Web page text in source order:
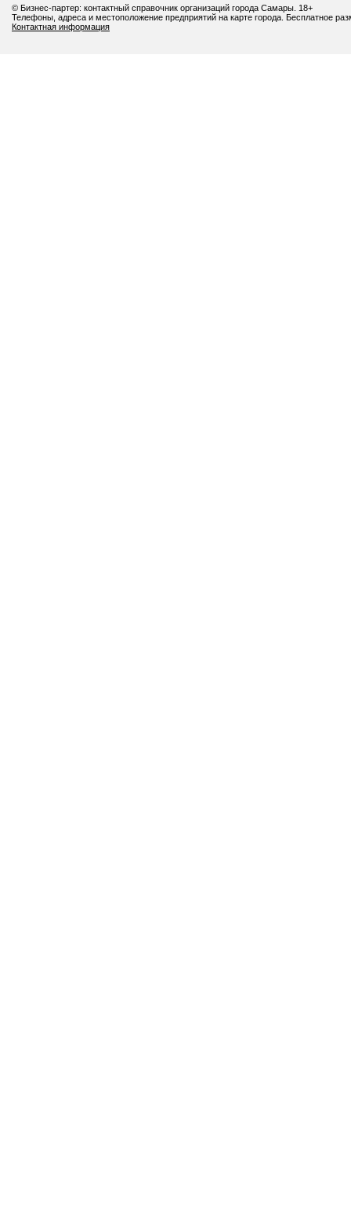
© Бизнес-партер: контактный справочник организаций города Самары. 18+
Телефоны, адреса и местоположение предприятий на карте города. Бесплатное
Контактная информация